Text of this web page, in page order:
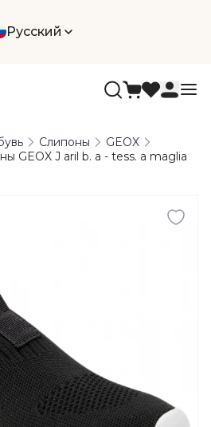
Русский
Слипоны
GEOX
GEOX J aril b. a - tess. a maglia